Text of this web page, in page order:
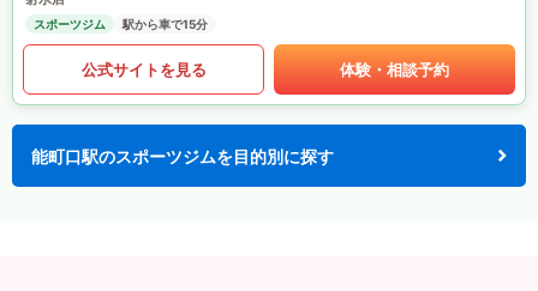
スポーツジム 駅から車で15分
公式サイトを見る 体験・相談予約
能町口駅のスポーツジムを目的別に探す